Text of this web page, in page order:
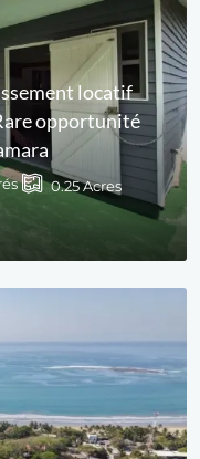
locatif
opportunité
0.25Acres